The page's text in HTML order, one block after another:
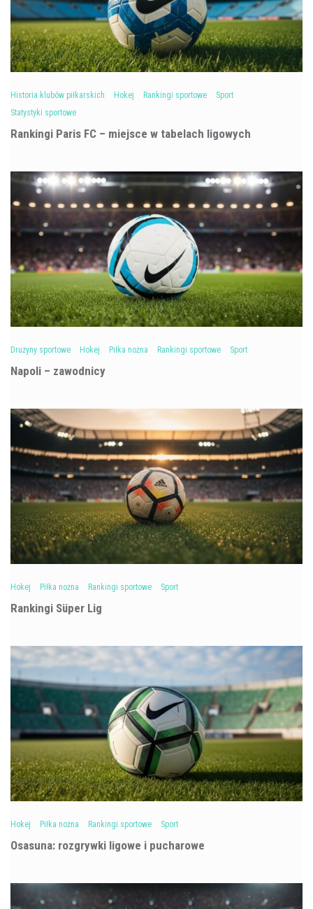
Historia klubów piłkarskich Hokej Rankingi sportowe
Sport
Statystyki sportowe
Rankingi Paris FC – miejsce w tabelach ligowych
Drużyny sportowe Hokej Piłka nożna Rankingi sportowe Sport
Napoli – zawodnicy
Hokej Piłka nożna Rankingi sportowe Sport
Rankingi Süper Lig
Hokej Piłka nożna Rankingi sportowe Sport
Osasuna: rozgrywki ligowe i pucharowe